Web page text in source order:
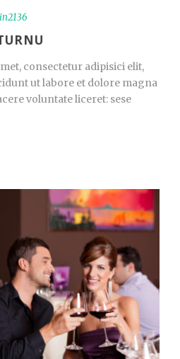
consectetur adipisici elit,
ut labore et dolore magna
voluntate liceret: sese